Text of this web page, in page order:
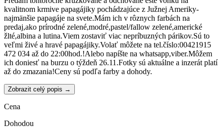
kvalitnom krmive papagájiky pochádzajúce z Južnej Ameriky-
najmänšie papagáje na svete.Mám ich v rôznych farbách na
predaj,ako prírodné zelené,modré,pastel/fallow zelené,americké
žlté,albina a lutina.Viem zostaviť viac nepríbuzných párikov.Sú to
veľmi živé a hravé papagájiky.Volať môžete na tel.číslo:00421915
472 034 až do 22:00hod.!Alebo napíšte na whatsapp,viber.Môžem
ich doniesť na burzu o týždeň 26.11.Fotky sú aktuálne a inzerát platí
až do zmazania!Ceny sú podľa farby a dohody.
Zobrazit celý popis →
Cena
Dohodou